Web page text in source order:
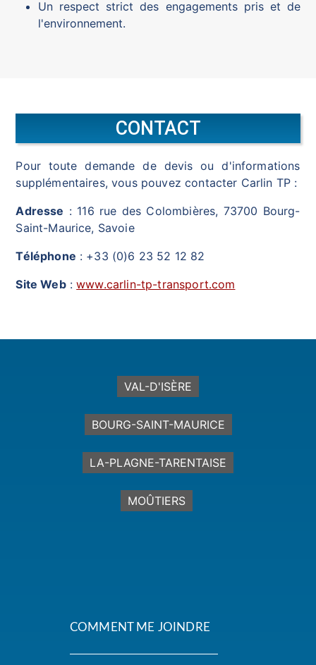
Un respect strict des engagements pris et de
l'environnement.
CONTACT
Pour toute demande de devis ou d'informations
supplémentaires, vous pouvez contacter Carlin TP :
Adresse : 116 rue des Colombières, 73700 Bourg-
Saint-Maurice, Savoie
Téléphone : +33 (0)6 23 52 12 82
Site Web:www.carlin-tp-transport.com
VAL-D'ISÈRE
BOURG-SAINT-MAURICE
LA-PLAGNE-TARENTAISE
MOÛTIERS
COMMENT ME JOINDRE